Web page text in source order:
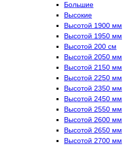
Большие
Высокие
Высотой 1900 мм
Высотой 1950 мм
Высотой 200 см
Высотой 2050 мм
Высотой 2150 мм
Высотой 2250 мм
Высотой 2350 мм
Высотой 2450 мм
Высотой 2550 мм
Высотой 2600 мм
Высотой 2650 мм
Высотой 2700 мм